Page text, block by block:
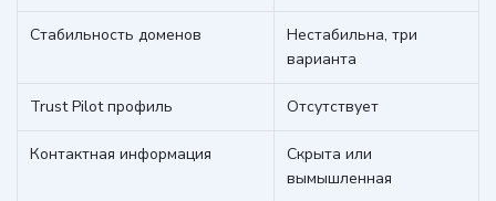
Стабильность доменов
Нестабильна, три
варианта
Trust Pilot профиль Отсутствует
Контактная информация
Скрыта или
вымышленная